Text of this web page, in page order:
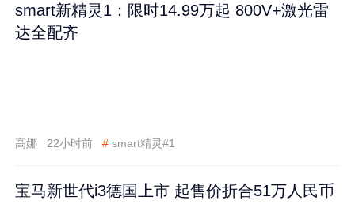
smart新精灵1：限时14.99万起 800V+激光雷
达全配齐
高娜 22小时前 # smart精灵#1
宝马新世代i3德国上市 起售价折合51万人民币